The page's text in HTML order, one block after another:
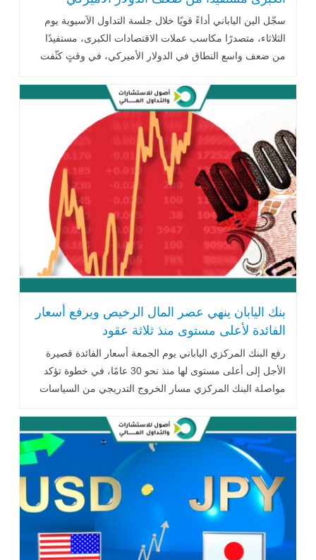
سجّل الين الياباني أداءً قويًا خلال جلسة التداول الآسيوية يوم
الثلاثاء، متصدرًا مكاسب عملات الاقتصادات الكبرى، مستفيدًا
من ضعف واسع النطاق في الدولار الأميركي، في وقتٍ كثّفت
بنك اليابان ينهي عصر المال الرخيص ويرفع أسعار
الفائدة لأعلى مستوى منذ ثلاثة عقود
رفع البنك المركزي الياباني يوم الجمعة أسعار الفائدة قصيرة
الأجل إلى أعلى مستوى لها منذ نحو 30 عامًا، في خطوة تؤكد
مواصلة البنك المركزي مسار الخروج التدريجي من السياسات